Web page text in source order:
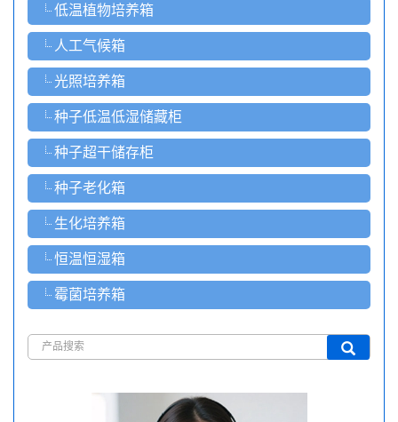
低温植物培养箱
人工气候箱
光照培养箱
种子低温低湿储藏柜
种子超干储存柜
种子老化箱
生化培养箱
恒温恒湿箱
霉菌培养箱